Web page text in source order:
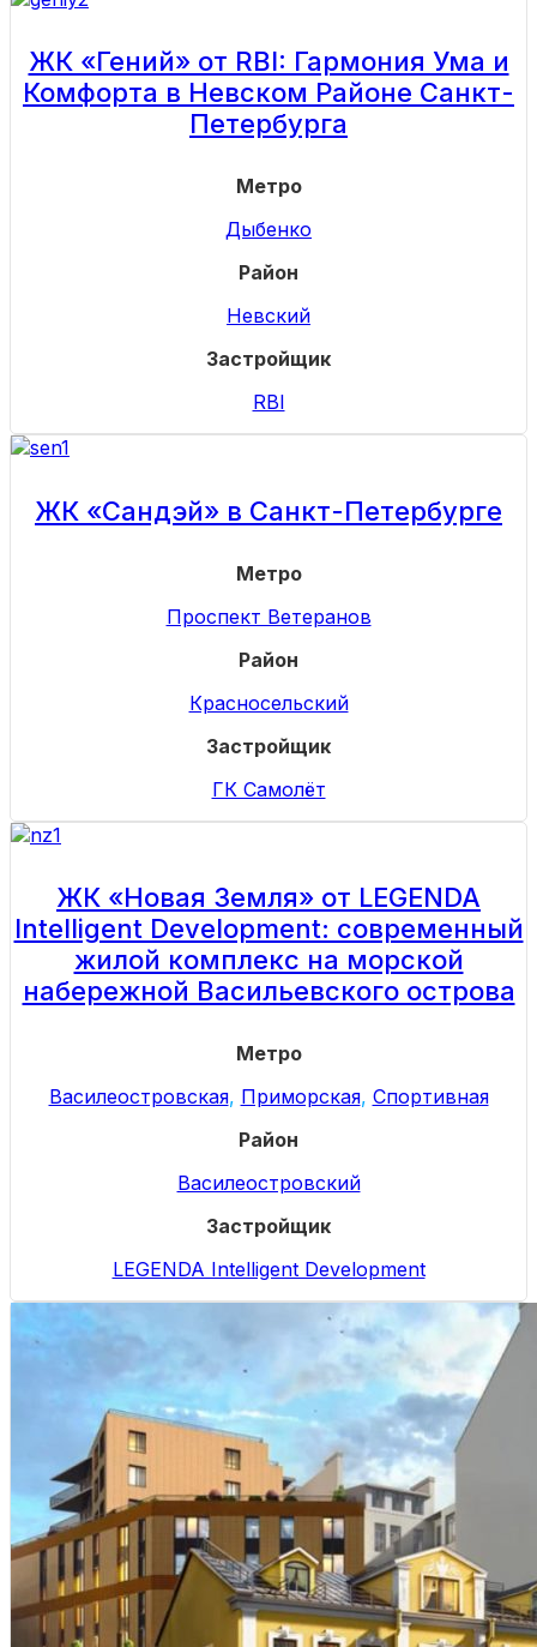
ЖК «Гений» от RBI: Гармония Ума и
Комфорта в Невском Районе Санкт-
Петербурга
Метро
Дыбенко
Район
Невский
Застройщик
RBI
ЖК «Сандэй» в Санкт-Петербурге
Метро
Проспект Ветеранов
Район
Красносельский
Застройщик
ГК Самолёт
ЖК «Новая Земля» от LEGENDA
Intelligent Development: современный
жилой комплекс на морской
набережной Васильевского острова
Метро
Василеостровская, Приморская, Спортивная
Район
Василеостровский
Застройщик
LEGENDA Intelligent Development